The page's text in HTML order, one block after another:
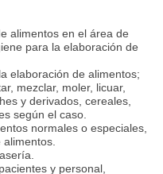
alimentos en el área de
para la elaboración de
elaboración de alimentos;
mezclar, moler, licuar,
y derivados, cereales,
según el caso.
normales o especiales,
y personal,